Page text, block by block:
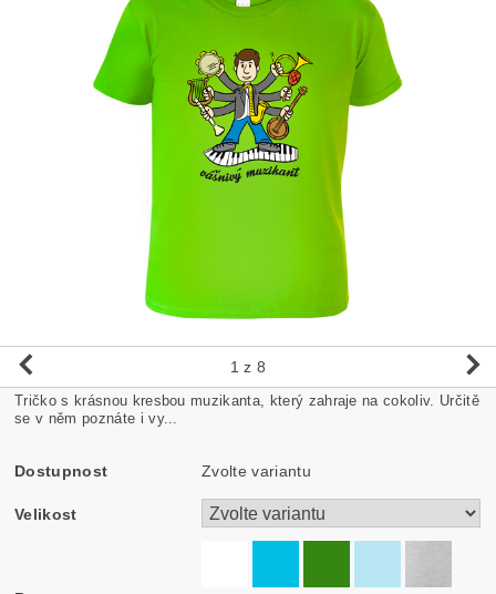
1 z 8
Tričko s krásnou kresbou muzikanta, který zahraje na cokoliv. Určitě
se v něm poznáte i vy...
Dostupnost Zvolte variantu
Velikost